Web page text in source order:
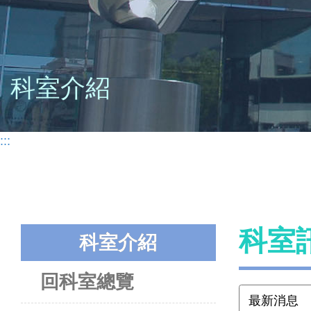
科室介紹
:::
科室介紹
回科室總覽
科室